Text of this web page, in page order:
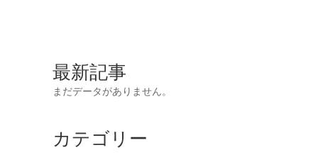
最新記事
まだデータがありません。
カテゴリー